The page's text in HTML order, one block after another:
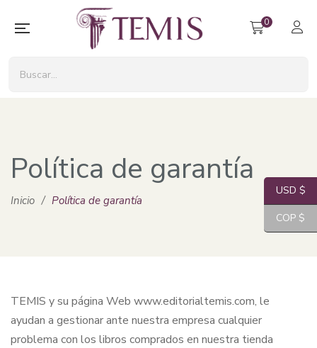
0
Política de garantía
Inicio / Política de garantía
TEMIS y su página Web www.editorialtemis.com, le
ayudan a gestionar ante nuestra empresa cualquier
problema con los libros comprados en nuestra tienda
USD $
COP $